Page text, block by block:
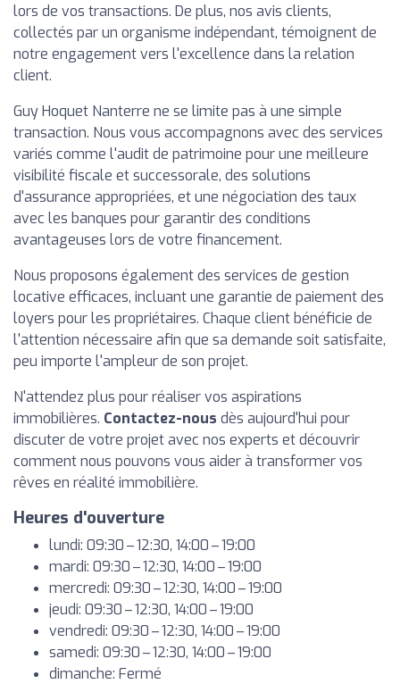
lors de vos transactions. De plus, nos avis clients,
collectés par un organisme indépendant, témoignent de
notre engagement vers l'excellence dans la relation
client.
Guy Hoquet Nanterre ne se limite pas à une simple
transaction. Nous vous accompagnons avec des services
variés comme l'audit de patrimoine pour une meilleure
visibilité fiscale et successorale, des solutions
d'assurance appropriées, et une négociation des taux
avec les banques pour garantir des conditions
avantageuses lors de votre financement.
Nous proposons également des services de gestion
locative efficaces, incluant une garantie de paiement des
loyers pour les propriétaires. Chaque client bénéficie de
l'attention nécessaire afin que sa demande soit satisfaite,
peu importe l'ampleur de son projet.
N'attendez plus pour réaliser vos aspirations
immobilières. Contactez-nous dès aujourd'hui pour
discuter de votre projet avec nos experts et découvrir
comment nous pouvons vous aider à transformer vos
rêves en réalité immobilière.
Heures d'ouverture
lundi: 09:30 – 12:30, 14:00 – 19:00
mardi: 09:30 – 12:30, 14:00 – 19:00
mercredi: 09:30 – 12:30, 14:00 – 19:00
jeudi: 09:30 – 12:30, 14:00 – 19:00
vendredi: 09:30 – 12:30, 14:00 – 19:00
samedi: 09:30 – 12:30, 14:00 – 19:00
dimanche: Fermé